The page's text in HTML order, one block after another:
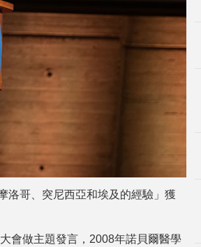
洛哥、突尼西亞和埃及的經驗」獲
會做主題發言，2008年諾貝爾醫學